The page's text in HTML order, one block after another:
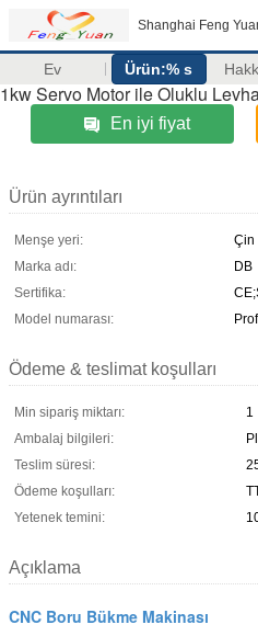
Shanghai Feng
Ev Ürün:% s
1kw Servo Motor ile Oluklu
En iyi fiyat
Ürün ayrıntıları
Menşe yeri:
Çin
Marka adı:
DB
Sertifika:
Model numarası:
Ödeme & teslimat koşulları
Min sipariş miktarı:
1
Ambalaj bilgileri:
Teslim süresi:
Ödeme koşulları:
Yetenek temini:
Açıklama
CNC Boru Bükme Makinası